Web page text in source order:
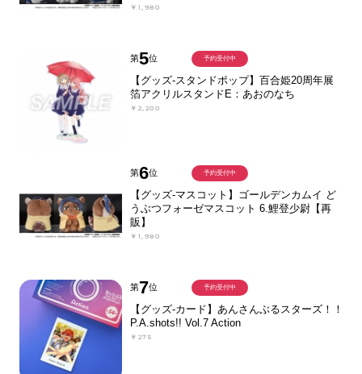
￥1,980
第5位
【グッズ-スタンドポップ】百合姫20周年展
箔アクリルスタンドE：あおのなち
￥2,200
予約受付中
第6位
【グッズ-マスコット】ゴールデンカムイ ど
うぶつフォーゼマスコット 6.鯉登少尉【再
販】
￥1,980
予約受付中
第7位
【グッズ-カード】あんさんぶるスターズ！！
P.A.shots!! Vol.7 Action
￥275
予約受付中